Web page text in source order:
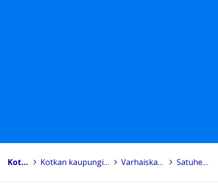
Kotka > Kotkan kaupunginkirjasto > Varhaiskasvatus > Satuhetket